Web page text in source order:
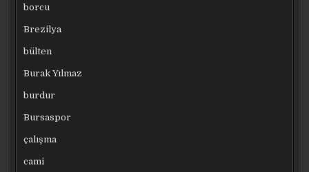
borcu
Brezilya
bülten
Burak Yılmaz
burdur
Bursaspor
çalışma
cami